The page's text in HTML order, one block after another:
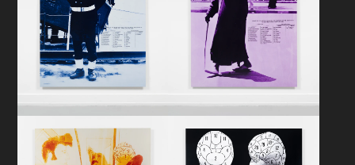
og mennene på størrelse med oss
selv, men dukkehodene som
maskerer ansiktene deres
umuliggjør øyekontakt. Noen er
ikledt uniform, andre tradisjonelle
kostymer eller hverdagsklær som
reflekterer deres plass i samfunnet